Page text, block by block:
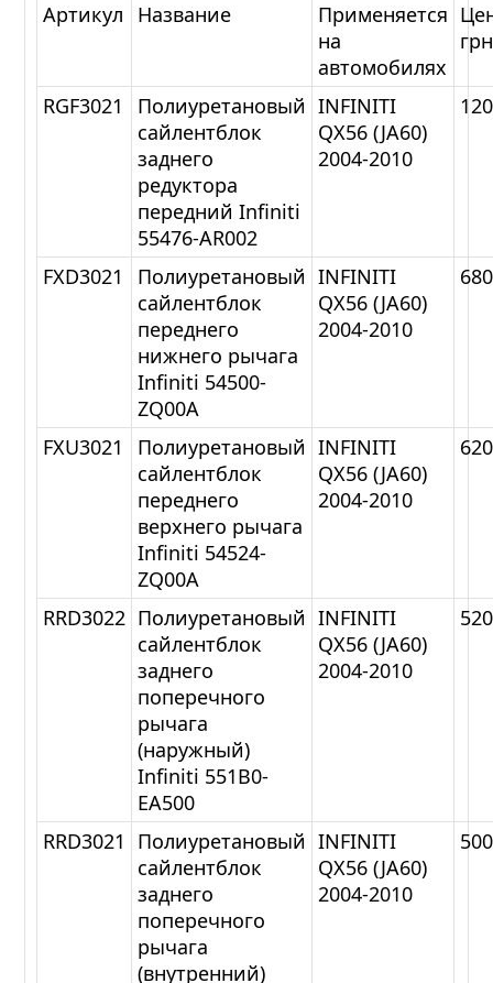
Артикул Название
Применяется
на
автомобилях
грн
RGF3021
Полиуретановый
сайлентблок
заднего
редуктора
передний Infiniti
55476-AR002
INFINITI
QX56 (JA60)
2004-2010
FXD3021
Полиуретановый
сайлентблок
переднего
нижнего рычага
Infiniti 54500-
ZQ00A
INFINITI
QX56 (JA60)
2004-2010
680
FXU3021
Полиуретановый
сайлентблок
переднего
верхнего рычага
Infiniti 54524-
ZQ00A
INFINITI
QX56 (JA60)
2004-2010
620
RRD3022 Полиуретановый
сайлентблок
заднего
поперечного
рычага
(наружный)
Infiniti 551B0-
EA500
INFINITI
QX56 (JA60)
2004-2010
520
RRD3021
Полиуретановый
сайлентблок
заднего
поперечного
рычага
(внутренний)
INFINITI
QX56 (JA60)
2004-2010
500